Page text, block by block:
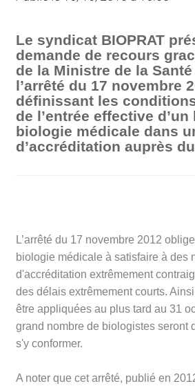
Le syndicat BIOPRAT
demande de recours
de la Ministre de la
l’arrêté du 17 novembre
définissant les
de l’entrée effective
biologie médicale dans
d’accréditation auprès
L’arrêté du 17 novembre 2012
biologie médicale à satisfaire à des
d'accréditation extrêmement
des délais extrêmement courts.
être appliquées au plus tard au 31
grand nombre de biologistes seront
s'y conformer.
A noter que cet arrêté, publié en